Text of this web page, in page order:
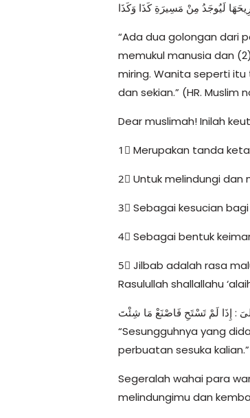
لَيُوجَدُ مِنْ مَسِيرَةِ كَذَا وَكَذَا
“Ada dua golongan dari
memukul manusia dan
miring. Wanita seperti
dan sekian.” (HR. Muslim
Dear muslimah! Inilah
1⃣ Merupakan tanda
2⃣ Untuk melindungi dan
3⃣ Sebagai kesucian
4⃣ Sebagai bentuk
5⃣ Jilbab adalah rasa
Rasulullah shallallahu
: إِذَا لَمْ تَسْتَحِ فَاصْنَعْ مَا شِئْتَ
“Sesungguhnya yang
perbuatan sesuka kalian.”
Segeralah wahai para
melindungimu dan